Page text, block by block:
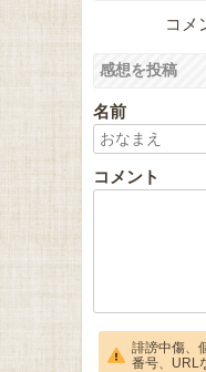
コメ
感想を投稿
名前
コメント
誹謗中傷、
番号、URL